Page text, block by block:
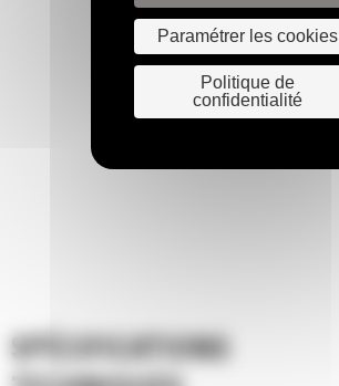
SPÉCIFICATIONS
Paramétrer les cookies
Politique de
confidentialité